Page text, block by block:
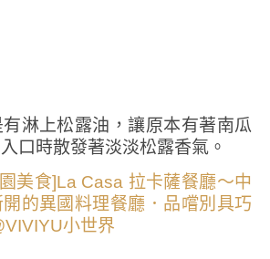
淋上松露油，讓原本有著南瓜
口時散發著淡淡松露香氣。